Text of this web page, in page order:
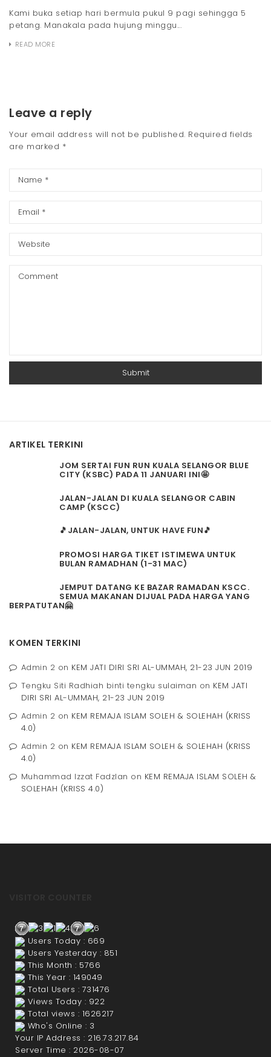
Kami buka setiap hari bermula pukul 9 pagi sehingga 5
petang. Manakala pada hujung minggu...
READ MORE
Leave a reply
Your email address will not be published. Required fields
are marked *
ARTIKEL TERKINI
JOM SERTAI FUN RUN KUALA SELANGOR BLUE
CITY (KSBC) PADA 11 JANUARI INI🤩
JALAN-JALAN DI KUALA SELANGOR CABIN
CAMP (KSCC)
🎵JALAN-JALAN, UNTUK HAVE FUN🎵
PROMOSI HARGA TIKET ISTIMEWA UNTUK
BULAN RAMADHAN (1-31 MAC)
JEMPUT DATANG KE BAZAR RAMADAN KSCC.
SEMUA MAKANAN DIJUAL PADA HARGA YANG
BERPATUTAN🤗
KOMEN TERKINI
Admin 2 on KEM JATI DIRI SRI AL-UMMAH, 21-23 JUN 2019
Tengku Siti Radhiah binti tengku sulaiman on KEM JATI
DIRI SRI AL-UMMAH, 21-23 JUN 2019
Admin 2 on KEM REMAJA ISLAM SOLEH & SOLEHAH (KRISS
4.0)
Admin 2 on KEM REMAJA ISLAM SOLEH & SOLEHAH (KRISS
4.0)
Muhammad Izzat Fadzlan on KEM REMAJA ISLAM SOLEH &
SOLEHAH (KRISS 4.0)
Users Today : 669
Users Yesterday : 851
This Month : 5766
This Year : 149049
Total Users : 731476
Views Today : 922
Total views : 1626217
Who's Online : 3
Your IP Address : 216.73.217.84
Server Time : 2026-08-07